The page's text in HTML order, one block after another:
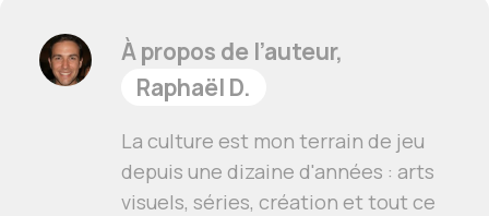
À propos de l’auteur,
Raphaël D.
La culture est mon terrain de jeu
depuis une dizaine d'années : arts
visuels, séries, création et tout ce